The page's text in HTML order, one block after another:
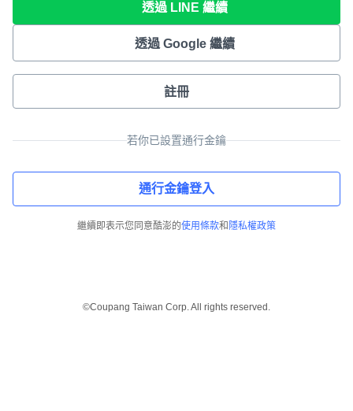
透過 LINE 繼續
透過 Google 繼續
註冊
若你已設置通行金鑰
通行金鑰登入
繼續即表示您同意酷澎的使用條款和 隱私權政策
©Coupang Taiwan Corp. All rights reserved.